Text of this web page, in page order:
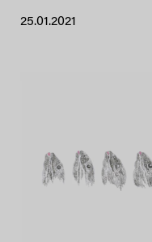
25.01.2021